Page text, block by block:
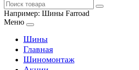
Например: Шины Farroad
Меню
Шины
Главная
Шиномонтаж